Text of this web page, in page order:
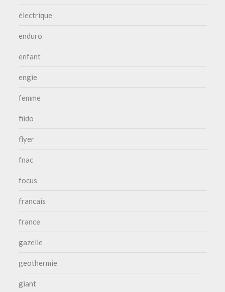
électrique
enduro
enfant
engie
femme
fiido
flyer
fnac
focus
francais
france
gazelle
geothermie
giant